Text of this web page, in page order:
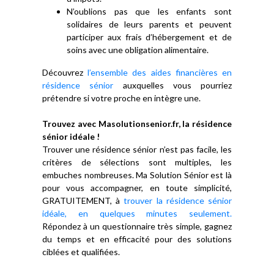
N’oublions pas que les enfants sont
solidaires de leurs parents et peuvent
participer aux frais d’hébergement et de
soins avec une obligation alimentaire.
Découvrezl’ensemble des aides financières en
résidence sénior auxquelles vous pourriez
prétendre si votre proche en intègre une.
Trouvez avec Masolutionsenior.fr, la résidence
sénior idéale !
Trouver une résidence sénior n’est pas facile, les
critères de sélections sont multiples, les
embuches nombreuses. Ma Solution Sénior est là
pour vous accompagner, en toute simplicité,
GRATUITEMENT, àtrouver la résidence sénior
idéale, en quelques minutes seulement.
Répondez à un questionnaire très simple, gagnez
du temps et en efficacité pour des solutions
ciblées et qualifiées.